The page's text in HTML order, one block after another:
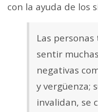
con la ayuda de los
Las
sentir
negativas
y vergüenza;
invalidan, se